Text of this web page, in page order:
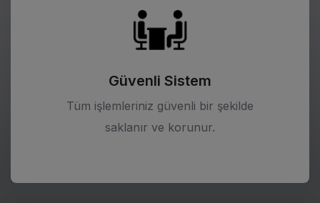
Güvenli Sistem
Tüm işlemleriniz güvenli bir şekilde
saklanır ve korunur.